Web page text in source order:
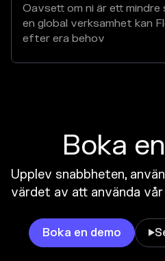
Oavsett om ni är ett
en global verksamhet kan
efter era behov
Boka
Upplev snabbheten,
värdet av att använda
Boka en demo 